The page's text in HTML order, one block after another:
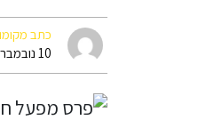
כתב
10 נובמבר, 2022 07:48